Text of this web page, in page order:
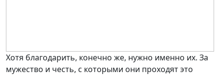
Хотя благодарить, конечно же, нужно именно их. За
мужество и честь, с которыми они проходят это